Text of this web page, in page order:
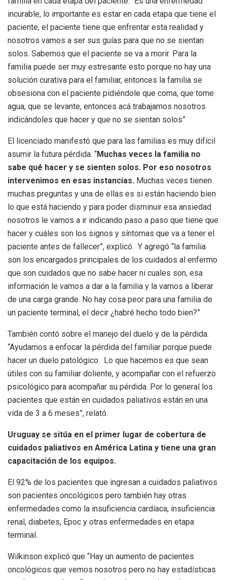
incurable, lo importante es estar en cada etapa que tiene el
paciente, el paciente tiene que enfrentar esta realidad y
nosotros vamos a ser sus guías para que no se sientan
solos. Sabemos que el paciente se va a morir. Para la
familia puede ser muy estresante esto porque no hay una
solución curativa para el familiar, entonces la familia se
obsesiona con el paciente pidiéndole que coma, que tome
agua, que se levante, entonces acá trabajamos nosotros
indicándoles que hacer y que no se sientan solos”
El licenciado manifestó que para las familias es muy difícil
asumir la futura pérdida. “Muchas veces la familia no
sabe qué hacer y se sienten solos. Por eso nosotros
intervenimos en esas instancias. Muchas veces tienen
muchas preguntas y una de ellas es si están haciendo bien
lo que está haciendo y para poder disminuir esa ansiedad
nosotros le vamos a ir indicando paso a paso que tiene que
hacer y cuáles son los signos y síntomas que va a tener el
paciente antes de fallecer”, explicó. Y agregó “la familia
son los encargados principales de los cuidados al enfermo
que son cuidados que no sabe hacer ni cuales son, esa
información le vamos a dar a la familia y la vamos a liberar
de una carga grande. No hay cosa peor para una familia de
un paciente terminal, el decir ¿habré hecho todo bien?”
También contó sobre el manejo del duelo y de la pérdida.
“Ayudamos a enfocar la pérdida del familiar porque puede
hacer un duelo patológico. Lo que hacemos es que sean
útiles con su familiar doliente, y acompañar con el refuerzo
psicológico para acompañar su pérdida. Por lo general los
pacientes que están en cuidados paliativos están en una
vida de 3 a 6 meses”, relató.
Uruguay se sitúa en el primer lugar de cobertura de
cuidados paliativos en América Latina y tiene una gran
capacitación de los equipos.
El 92% de los pacientes que ingresan a cuidados paliativos
son pacientes oncológicos pero también hay otras
enfermedades como la insuficiencia cardíaca, insuficiencia
renal, diabetes, Epoc y otras enfermedades en etapa
terminal.
Wilkinson explicó que “Hay un aumento de pacientes
oncológicos que vemos nosotros pero no hay estadísticas